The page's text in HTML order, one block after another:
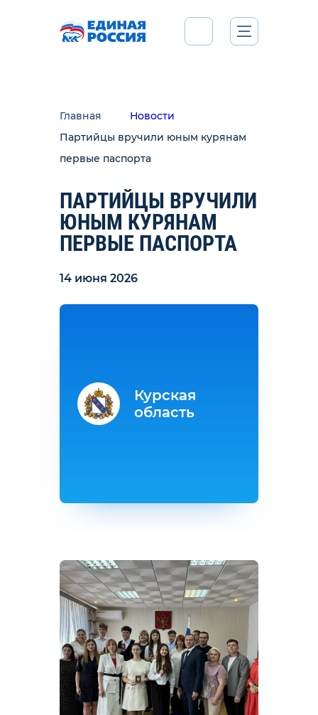
Главная
Новости
Партийцы вручили юным курянам
первые паспорта
ПАРТИЙЦЫ ВРУЧИЛИ
ЮНЫМ КУРЯНАМ
ПЕРВЫЕ ПАСПОРТА
14 июня 2026
Курская
область